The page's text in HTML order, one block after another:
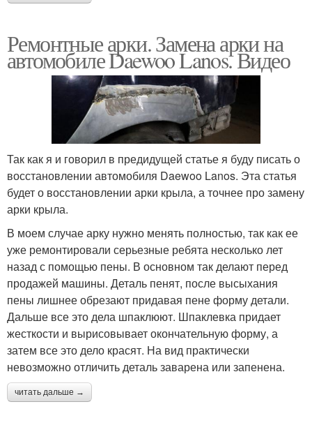
Ремонтные арки. Замена арки на
автомобиле Daewoo Lanos. Видео
Так как я и говорил в предидущей статье я буду писать о
восстановлении автомобиля Daewoo Lanos. Эта статья
будет о восстановлении арки крыла, а точнее про замену
арки крыла.
В моем случае арку нужно менять полностью, так как ее
уже ремонтировали серьезные ребята несколько лет
назад с помощью пены. В основном так делают перед
продажей машины. Деталь пенят, после высыхания
пены лишнее обрезают придавая пене форму детали.
Дальше все это дела шпаклюют. Шпаклевка придает
жесткости и вырисовывает окончательную форму, а
затем все это дело красят. На вид практически
невозможно отличить деталь заварена или запенена.
читать дальше →